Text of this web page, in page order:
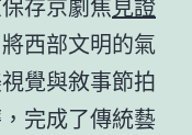
西部文明的氣
覺與敘事節拍
完成了傳統藝